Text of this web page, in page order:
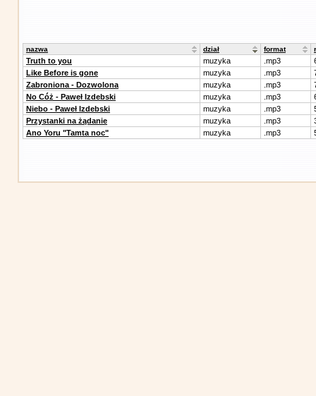
nazwa dział format
Truth to you muzyka .mp3
Like Before is gone
muzyka .mp3
Zabroniona - Dozwolona
muzyka .mp3
No Cóż - Paweł Izdebski
muzyka .mp3
Niebo - Paweł Izdebski
muzyka .mp3
Przystanki na żądanie
muzyka .mp3
Ano Yoru "Tamta noc"
muzyka .mp3